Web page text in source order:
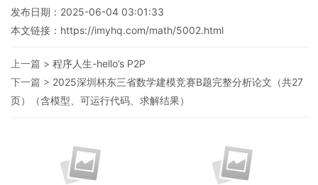
发布日期：2025-06-04 03:01:33
本文链接： https://imyhq.com/math/5002.html
上一篇 > 程序人生-hello’s P2P
下一篇 > 2025深圳杯东三省数学建模竞赛B题完整分析论文（共27
页）（含模型、可运行代码、求解结果）